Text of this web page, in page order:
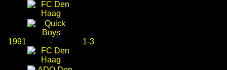
1991 - 1-3